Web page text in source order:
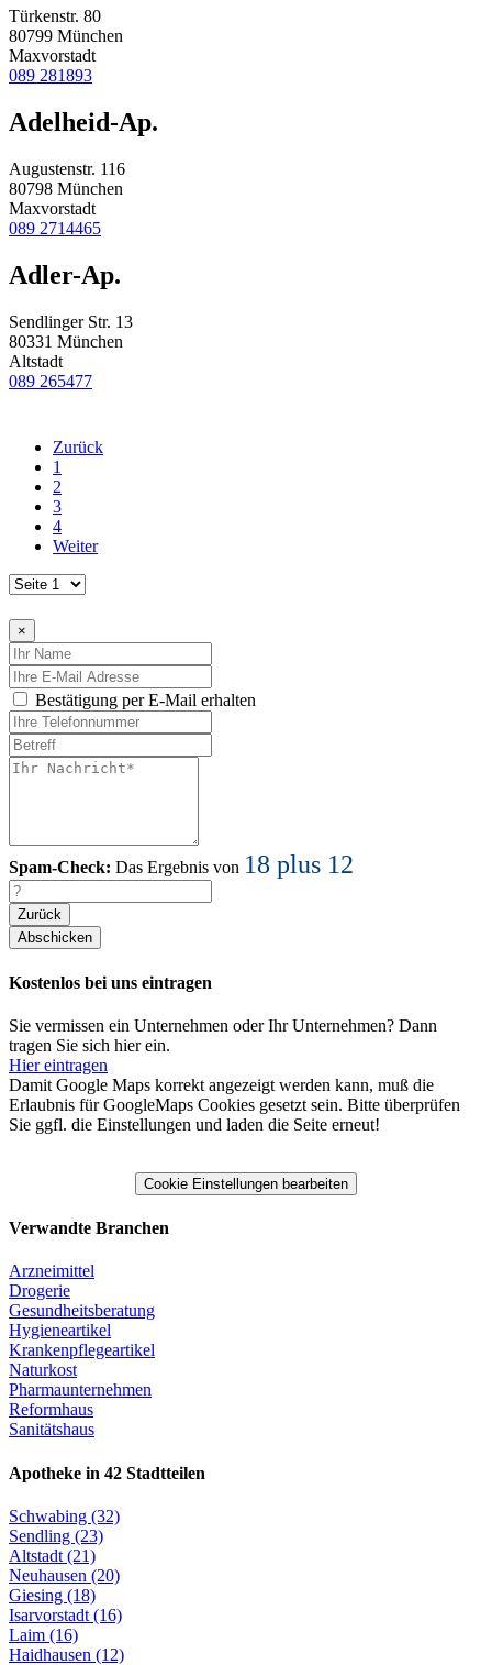
Türkenstr. 80
80799 München
Maxvorstadt
089 281893
Adelheid-Ap.
Augustenstr. 116
80798 München
Maxvorstadt
089 2714465
Adler-Ap.
Sendlinger Str. 13
80331 München
Altstadt
089 265477
Zurück
1
2
3
4
Weiter
×
Bestätigung per E-Mail erhalten
Spam-Check: Das Ergebnis von 18 plus 12
Zurück
Kostenlos bei uns eintragen
Sie vermissen ein Unternehmen oder Ihr Unternehmen? Dann
tragen Sie sich hier ein.
Hier eintragen
Damit Google Maps korrekt angezeigt werden kann, muß die
Erlaubnis für GoogleMaps Cookies gesetzt sein. Bitte überprüfen
Sie ggfl. die Einstellungen und laden die Seite erneut!
Cookie Einstellungen bearbeiten
Verwandte Branchen
Arzneimittel
Drogerie
Gesundheitsberatung
Hygieneartikel
Krankenpflegeartikel
Naturkost
Pharmaunternehmen
Reformhaus
Sanitätshaus
Apotheke in 42 Stadtteilen
Schwabing (32)
Sendling (23)
Altstadt (21)
Neuhausen (20)
Giesing (18)
Isarvorstadt (16)
Laim (16)
Haidhausen (12)